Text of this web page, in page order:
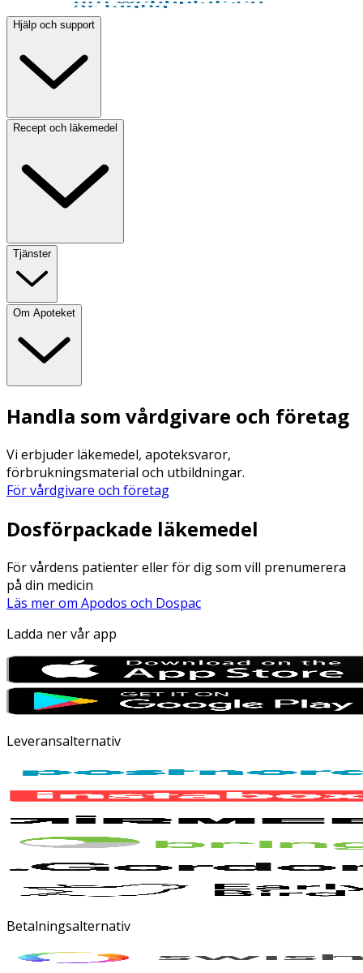
Hjälp och support
Recept och läkemedel
Tjänster
Om Apoteket
Handla som vårdgivare och företag
Vi erbjuder läkemedel, apoteksvaror,
förbrukningsmaterial och utbildningar.
För vårdgivare och företag
Dosförpackade läkemedel
För vårdens patienter eller för dig som vill prenumerera
på din medicin
Läs mer om Apodos och Dospac
Ladda ner vår app
Leveransalternativ
Betalningsalternativ